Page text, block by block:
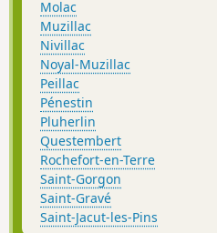
Molac
Muzillac
Nivillac
Noyal-Muzillac
Peillac
Pénestin
Pluherlin
Questembert
Rochefort-en-Terre
Saint-Gorgon
Saint-Gravé
Saint-Jacut-les-Pins